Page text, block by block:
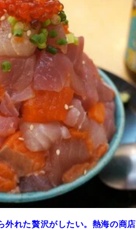
外れた贅沢がしたい。熱海の商店